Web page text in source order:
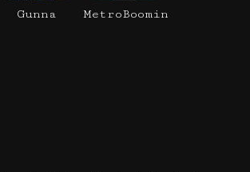
Gunna MetroBoomin